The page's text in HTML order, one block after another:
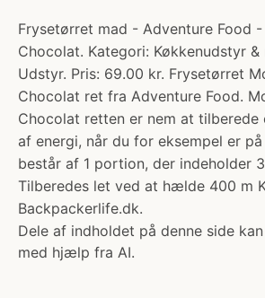
Frysetørret mad - Adventure Food -
Chocolat. Kategori: Køkkenudstyr
Udstyr. Pris: 69.00 kr. Frysetørret
Chocolat ret fra Adventure Food.
Chocolat retten er nem at tilberede
af energi, når du for eksempel er
består af 1 portion, der indeholder
Tilberedes let ved at hælde 400 m
Backpackerlife.dk.
Dele af indholdet på denne side
med hjælp fra AI.